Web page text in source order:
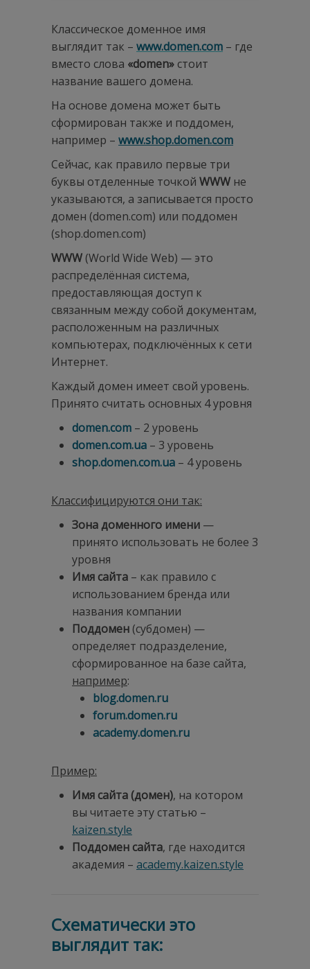
Классическое доменное имя
выглядит так – www.domen.com – где
вместо слова «domen» стоит
название вашего домена.
На основе домена может быть
сформирован также и поддомен,
например – www.shop.domen.com
Сейчас, как правило первые три
буквы отделенные точкой WWW не
указываются, а записывается просто
домен (domen.com) или поддомен
(shop.domen.com)
WWW (World Wide Web) — это
распределённая система,
предоставляющая доступ к
связанным между собой документам,
расположенным на различных
компьютерах, подключённых к сети
Интернет.
Каждый домен имеет свой уровень.
Принято считать основных 4 уровня
domen.com – 2 уровень
domen.com.ua – 3 уровень
shop.domen.com.ua – 4 уровень
Классифицируются они так:
Зона доменного имени —
принято использовать не более 3
уровня
Имя сайта – как правило с
использованием бренда или
названия компании
Поддомен (субдомен) —
определяет подразделение,
сформированное на базе сайта,
например:
blog.domen.ru
forum.domen.ru
academy.domen.ru
Пример:
Имя сайта (домен), на котором
вы читаете эту статью –
kaizen.style
Поддомен сайта, где находится
академия – academy.kaizen.style
Схематически это
выглядит так: